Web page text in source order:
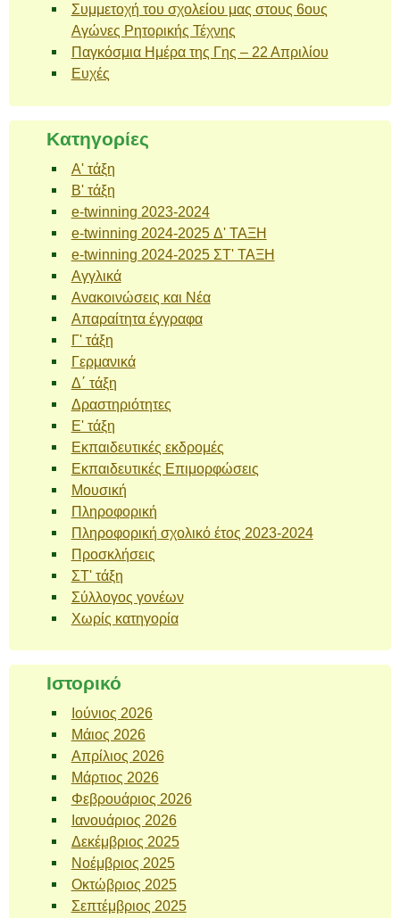
Συμμετοχή του σχολείου μας στους 6ους
Αγώνες Ρητορικής Τέχνης
Παγκόσμια Ημέρα της Γης – 22 Απριλίου
Ευχές
Kατηγορίες
A' τάξη
B' τάξη
e-twinning 2023-2024
e-twinning 2024-2025 Δ' ΤΑΞΗ
e-twinning 2024-2025 ΣΤ' ΤΑΞΗ
Αγγλικά
Ανακοινώσεις και Νέα
Απαραίτητα έγγραφα
Γ' τάξη
Γερμανικά
Δ΄ τάξη
Δραστηριότητες
Ε' τάξη
Εκπαιδευτικές εκδρομές
Εκπαιδευτικές Επιμορφώσεις
Μουσική
Πληροφορική
Πληροφορική σχολικό έτος 2023-2024
Προσκλήσεις
ΣΤ' τάξη
Σύλλογος γονέων
Χωρίς κατηγορία
Ιστορικό
Ιούνιος 2026
Μάιος 2026
Απρίλιος 2026
Μάρτιος 2026
Φεβρουάριος 2026
Ιανουάριος 2026
Δεκέμβριος 2025
Νοέμβριος 2025
Οκτώβριος 2025
Σεπτέμβριος 2025